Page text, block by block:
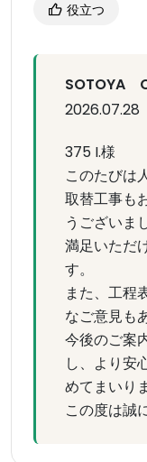
役立つ
SOTOYA
2026.07.28
375 I.様
このたびは
取替工事も
うございま
満足いただ
す。
また、工程
なご意見も
今後のご案
し、より安
めてまいり
この度は誠